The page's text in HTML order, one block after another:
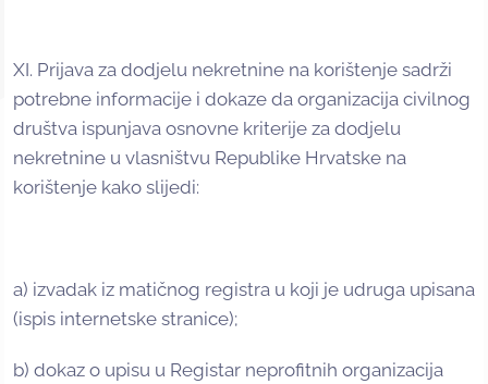
XI. Prijava za dodjelu nekretnine na korištenje sadrži
potrebne informacije i dokaze da organizacija civilnog
društva ispunjava osnovne kriterije za dodjelu
nekretnine u vlasništvu Republike Hrvatske na
korištenje kako slijedi:
a) izvadak iz matičnog registra u koji je udruga upisana
(ispis internetske stranice);
b) dokaz o upisu u Registar neprofitnih organizacija